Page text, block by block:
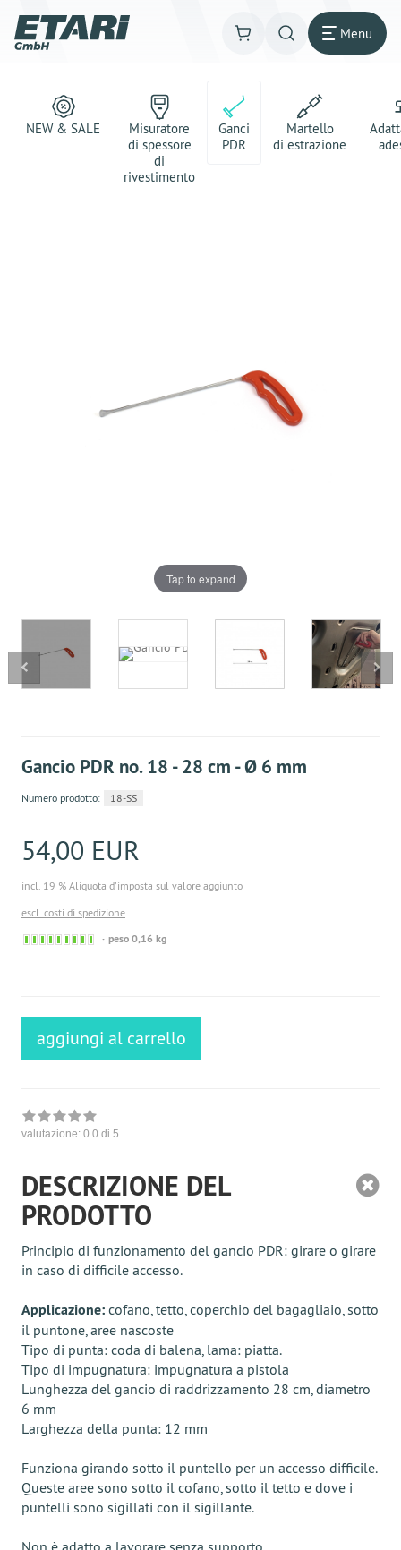
Menu
NEW & SALE
Misuratore
di spessore
di
rivestimento
Ganci
PDR
Martello
di estrazione
Tap to expand
Gancio PDR no. 18 - 28 cm - Ø 6 mm
Numero prodotto: 18-SS
54,00 EUR
incl. 19 % Aliquota d'imposta sul valore aggiunto
escl. costi di spedizione
Sofort
peso 0,16 kg
aggiungi al carrello
valutazione: 0.0 di 5
DESCRIZIONE DEL
PRODOTTO
Principio di funzionamento del gancio PDR: girare o girare
in caso di difficile accesso.
Applicazione: cofano, tetto, coperchio del bagagliaio, sotto
il puntone, aree nascoste
Tipo di punta: coda di balena, lama: piatta.
Tipo di impugnatura: impugnatura a pistola
Lunghezza del gancio di raddrizzamento 28 cm, diametro
6 mm
Larghezza della punta: 12 mm
Funziona girando sotto il puntello per un accesso difficile.
Queste aree sono sotto il cofano, sotto il tetto e dove i
puntelli sono sigillati con il sigillante.
Non è adatto a lavorare senza supporto.